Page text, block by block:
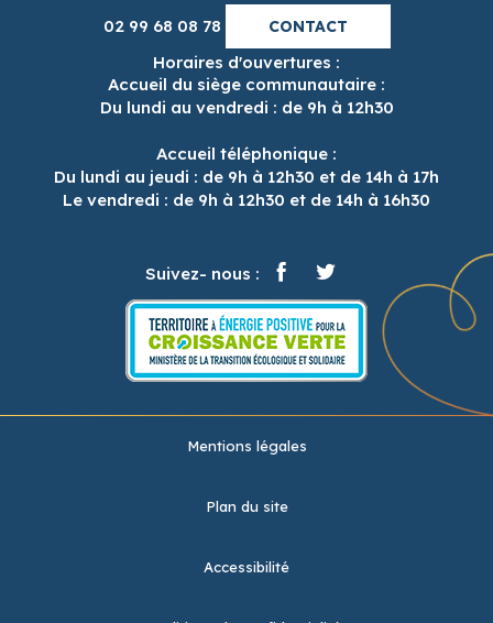
02 99 68 08 78 CONTACT
Horaires d'ouvertures :
Accueil du siège communautaire :
Du lundi au vendredi : de 9h à 12h30
Accueil téléphonique :
Du lundi au jeudi : de 9h à 12h30 et de 14h à 17h
Le vendredi : de 9h à 12h30 et de 14h à 16h30
Suivez- nous :
Mentions légales
Plan du site
Accessibilité